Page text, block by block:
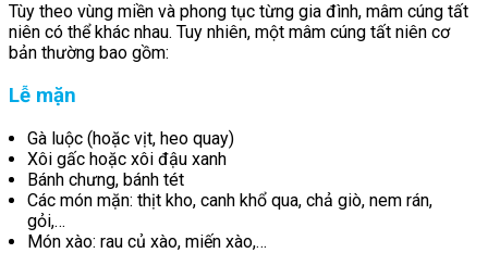
Tùy theo vùng miền và phong tục từng gia đình, mâm cúng tất
niên có thể khác nhau. Tuy nhiên, một mâm cúng tất niên cơ
bản thường bao gồm:
Lễ mặn
Gà luộc (hoặc vịt, heo quay)
Xôi gấc hoặc xôi đậu xanh
Bánh chưng, bánh tét
Các món mặn: thịt kho, canh khổ qua, chả giò, nem rán,
gỏi,…
Món xào: rau củ xào, miến xào,…